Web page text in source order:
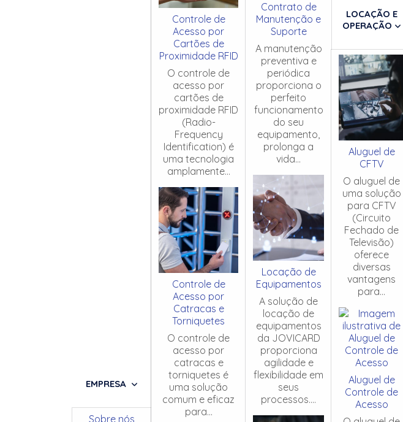
EMPRESA
Sobre nós
Controle de
Acesso por
Cartões de
Proximidade RFID
O controle de
acesso por
cartões de
proximidade RFID
(Radio-
Frequency
Identification) é
uma tecnologia
amplamente...
Controle de
Acesso por
Catracas e
Torniquetes
O controle de
acesso por
catracas e
torniquetes é
uma solução
comum e eficaz
para...
Contrato de
Manutenção e
Suporte
A manutenção
preventiva e
periódica
proporciona o
perfeito
funcionamento
do seu
equipamento,
prolonga a
vida...
Locação de
Equipamentos
A solução de
locação de
equipamentos
da JOVICARD
proporciona
agilidade e
flexibilidade em
seus
processos....
LOCAÇÃO E
OPERAÇÃO
Aluguel de
CFTV
O aluguel de
uma solução
para CFTV
(Circuito
Fechado de
Televisão)
oferece
diversas
vantagens
para...
Aluguel de
Controle de
Acesso